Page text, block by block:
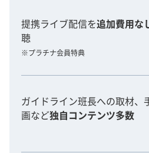
提携ライブ配信を追加費用な
聴
※プラチナ会員特典
ガイドライン班長への取材、
画など独自コンテンツ多数